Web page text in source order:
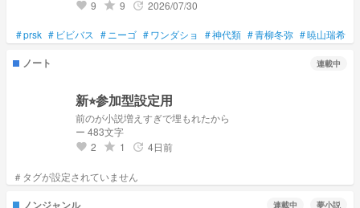
favorite 9 grade 9 update 2026/07/30
#prsk # ビビバス # ニーゴ #ワンダショ #神代類 #青柳冬弥 #暁山瑞希
ノート 連載中
新⭐︎参加型設定用
前のが小説増えすぎで埋もれたから
ー 483文字
favorite 2 grade 1 update 4日前
ノンジャンル 連載中 夢小説